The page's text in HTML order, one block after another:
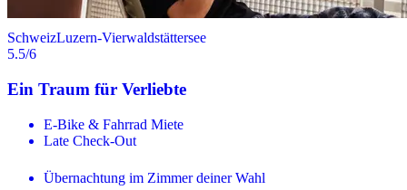
SchweizLuzern-Vierwaldstättersee
5.5/6
Ein Traum für Verliebte
E-Bike & Fahrrad Miete
Late Check-Out
Übernachtung im Zimmer deiner Wahl